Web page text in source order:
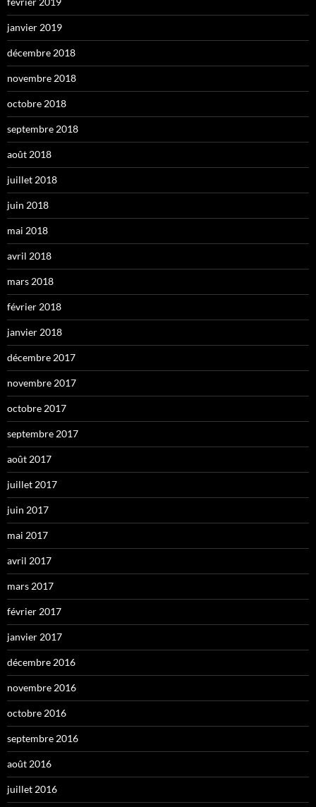
janvier 2019
décembre 2018
novembre 2018
octobre 2018
septembre 2018
août 2018
juillet 2018
juin 2018
mai 2018
avril 2018
mars 2018
février 2018
janvier 2018
décembre 2017
novembre 2017
octobre 2017
septembre 2017
août 2017
juillet 2017
juin 2017
mai 2017
avril 2017
mars 2017
février 2017
janvier 2017
décembre 2016
novembre 2016
octobre 2016
septembre 2016
août 2016
juillet 2016